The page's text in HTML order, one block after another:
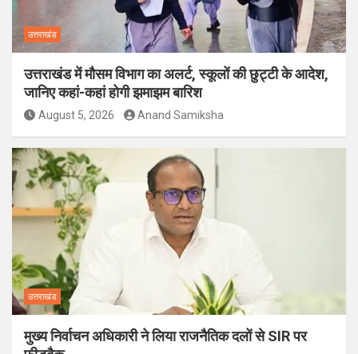
उत्तराखंड
उत्तराखंड में मौसम विभाग का अलर्ट, स्कूलों की छुट्टी के आदेश,
जानिए कहां-कहां होगी झमाझम बारिश
August 5, 2026 Anand Samiksha
उत्तराखंड
मुख्य निर्वाचन अधिकारी ने लिया राजनैतिक दलों से SIR पर